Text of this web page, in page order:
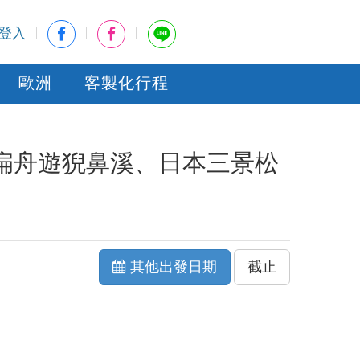
入
歐洲 客製化行程
舟遊猊鼻溪、日本三景松
其他出發日期 截止